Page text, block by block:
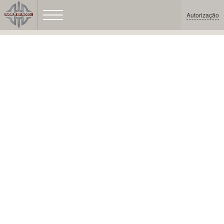
Autorização